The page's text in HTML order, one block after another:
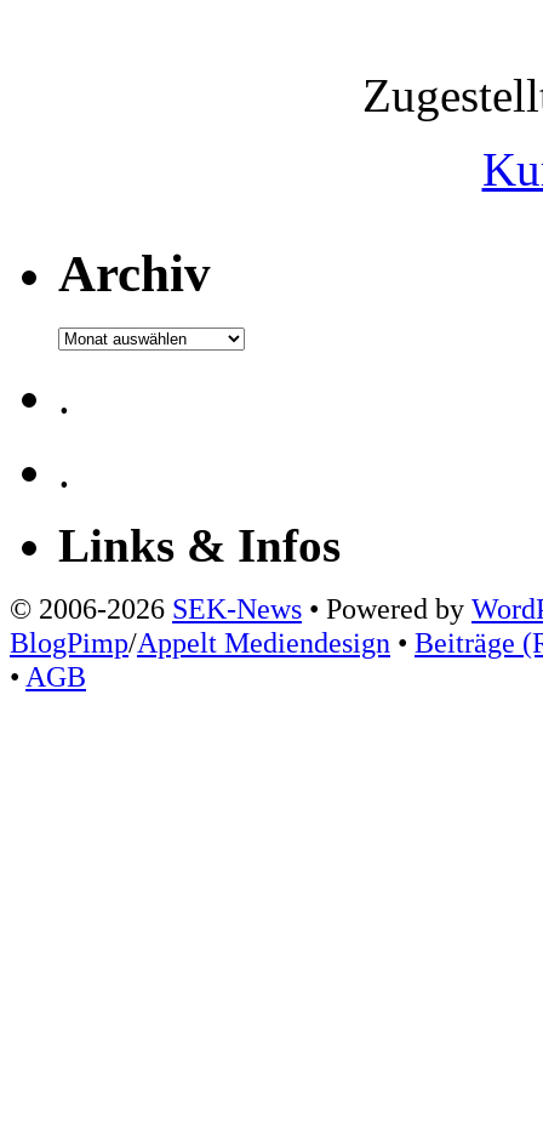
Archiv
Archiv
.
.
Links & Infos
© 2006-2026 SEK-News • Powered by
BlogPimp/Appelt Mediendesign • Beiträge
• AGB